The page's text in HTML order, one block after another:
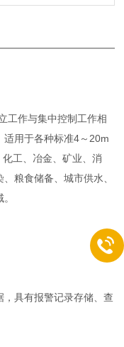
工作与集中控制工作相
适用于各种标准4～20m
工、冶金、矿业、消
粮食储备、城市供水、
具有报警记录存储、查